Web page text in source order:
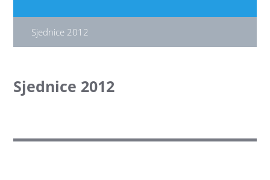
Sjednice 2012
Sjednice 2012